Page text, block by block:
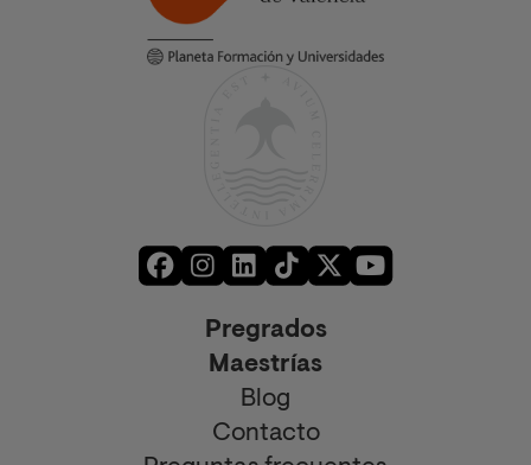
Pregrados
Maestrías
Blog
Contacto